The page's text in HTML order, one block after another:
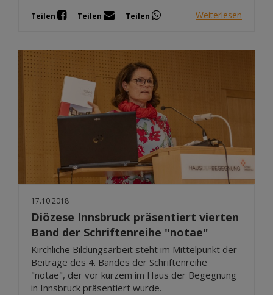
Teilen Teilen Teilen Weiterlesen
17.10.2018
Diözese Innsbruck präsentiert vierten
Band der Schriftenreihe "notae"
Kirchliche Bildungsarbeit steht im Mittelpunkt der
Beiträge des 4. Bandes der Schriftenreihe
"notae", der vor kurzem im Haus der Begegnung
in Innsbruck präsentiert wurde.